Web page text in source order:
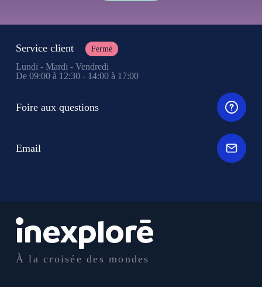
À la croisée des mondes
Service client Fermé
Lundi - Mardi - Vendredi
De 09:00 à 12:30 - 14:00 à 17:00
Foire aux questions
Email